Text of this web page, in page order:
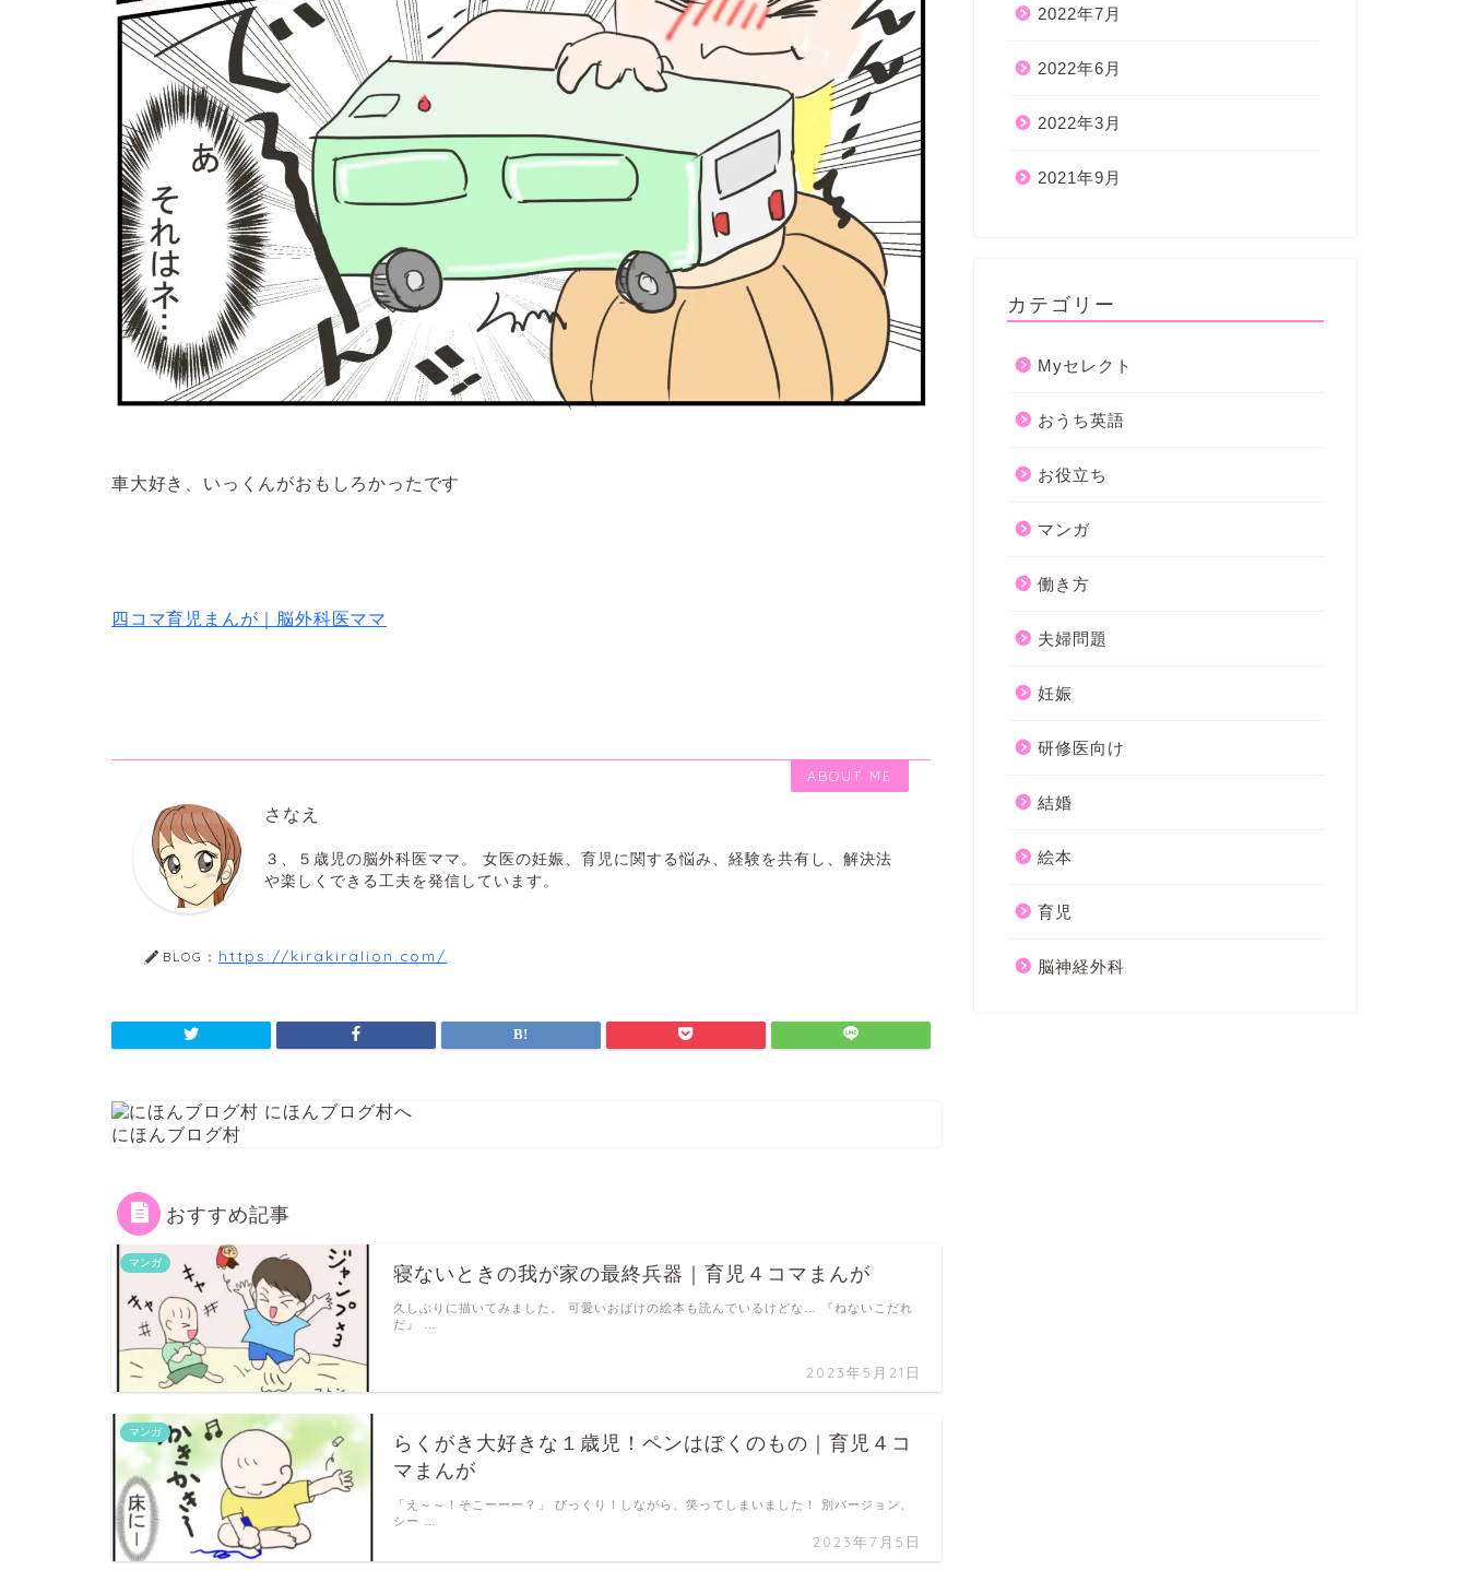
車大好き、いっくんがおもしろかったです
四コマ育児まんが｜脳外科医ママ
ABOUT ME
さなえ
３、５歳児の脳外科医ママ。 女医の妊娠、育児に関する悩み、経験を共有し、解決法
や楽しくできる工夫を発信しています。
BLOG： https://kirakiralion.com/
にほんブログ村
おすすめ記事
マンガ
寝ないときの我が家の最終兵器｜育児４コマまんが
2023年5月21日
久しぶりに描いてみました。 可愛いおばけの絵本も読んでいるけどな… 『ねないこだれ
だ』 …
マンガ
らくがき大好きな１歳児！ペンはぼくのもの｜育児４コ
マまんが
2023年7月5日
「え～～！そこーーー？」 びっくり！しながら、笑ってしまいました！ 別バージョン、
シー …
2022年7月
2022年6月
2022年3月
2021年9月
カテゴリー
Myセレクト
おうち英語
お役立ち
マンガ
働き方
夫婦問題
妊娠
研修医向け
結婚
絵本
育児
脳神経外科